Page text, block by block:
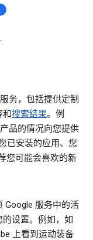
务，包括提供定制
和搜索结果。例
品的情况向您提供
已安装的应用、您
您可能会喜欢的新
Google 服务中的活
的设置。例如，如
上看到运动装备